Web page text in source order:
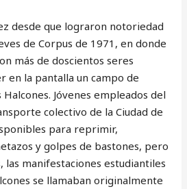
que lograron notoriedad
de Corpus de 1971, en donde
más de doscientos seres
en la pantalla un campo de
Jóvenes empleados del
colectivo de la Ciudad de
para reprimir,
y golpes de bastones, pero
las manifestaciones estudiantiles
se llamaban originalmente